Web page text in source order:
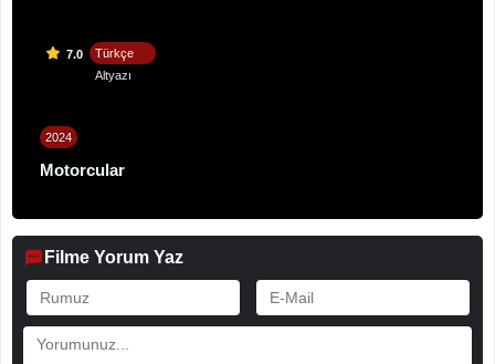
7.0
Türkçe
Altyazı
2024
Motorcular
Filme Yorum Yaz